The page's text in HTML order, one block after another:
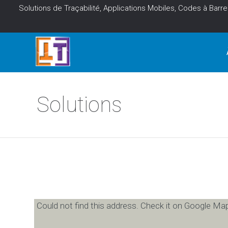
Solutions de Traçabilité, Applications Mobiles, Codes à
Solutions
Could not find this address. Check it on Google